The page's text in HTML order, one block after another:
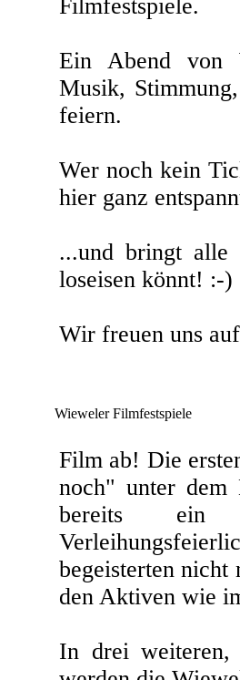
Filmfestspiele.
Ein Abend von
Musik,
feiern.
Wer noch kein
hier ganz
...und bringt
loseisen könnt! :-)
Wir freuen uns
Wieweler Filmfestspiele
Film ab! Die
noch" unter dem
bereits
begeisterten nicht
den Aktiven wie
In drei weiteren,